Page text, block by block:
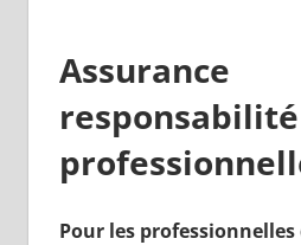
Assurance
Pour les professionnelles